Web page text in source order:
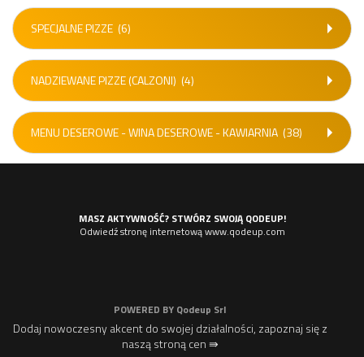
SPECJALNE PIZZE (6)
NADZIEWANE PIZZE (CALZONI) (4)
MENU DESEROWE - WINA DESEROWE - KAWIARNIA (38)
MASZ AKTYWNOŚĆ? STWÓRZ SWOJĄ QODEUP!
Odwiedź stronę internetową www.qodeup.com
POWERED BY Qodeup Srl
Dodaj nowoczesny akcent do swojej działalności, zapoznaj się z
naszą stroną cen ⇛